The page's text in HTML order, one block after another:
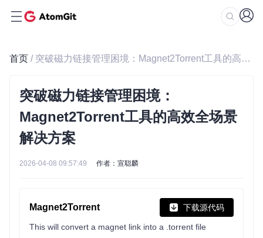
首页 / 突破磁力链接管理困境：Magnet2Torrent工具的高效全场景解决方案
突破磁力链接管理困境：
Magnet2Torrent工具的高效全场景
解决方案
2026-04-08 09:57:49 作者：宣聪麟
Magnet2Torrent 下载源代码
This will convert a magnet link into a .torrent file